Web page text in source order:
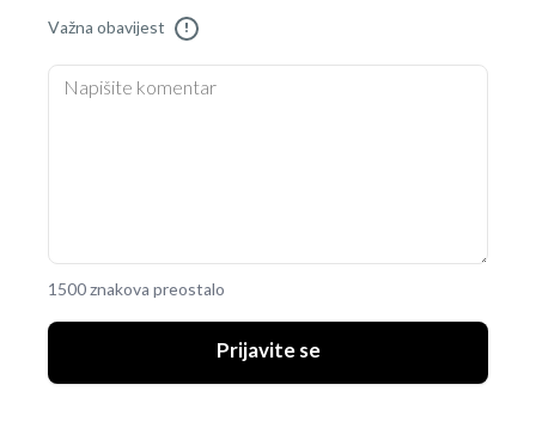
Važna obavijest !
1500 znakova preostalo
Prijavite se